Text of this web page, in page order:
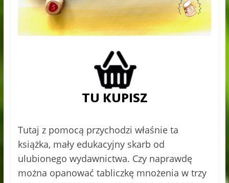
Tutaj z pomocą przychodzi właśnie ta
książka, mały edukacyjny skarb od
ulubionego wydawnictwa. Czy naprawdę
można opanować tabliczkę mnożenia w trzy